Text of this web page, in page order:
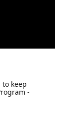
keep
-